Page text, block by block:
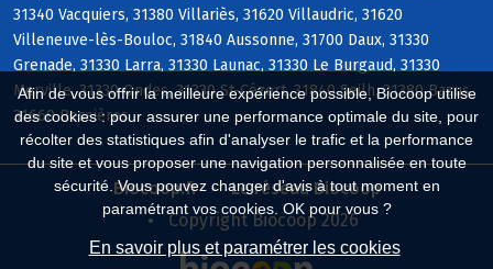
Afin de vous offrir la meilleure expérience possible, Biocoop utilise
des cookies : pour assurer une performance optimale du site, pour
récolter des statistiques afin d'analyser le trafic et la performance
du site et vous proposer une navigation personnalisée en toute
sécurité. Vous pouvez changer d'avis à tout moment en
paramétrant vos cookies. OK pour vous ?
En savoir plus et paramétrer les cookies
31340 Vacquiers, 31380 Villariès, 31620 Villaudric, 31620
Villeneuve-lès-Bouloc, 31840 Aussonne, 31700 Daux, 31330
Grenade, 31330 Larra, 31330 Launac, 31330 Le Burgaud, 31330
Merville, 31330 Ondes, 31330 St-Cézert, 31840 Seilh, 31380 Bazus,
31660 Bessières
Biocoop.fr
Le réseau Biocoop
Copyright Biocoop 2026